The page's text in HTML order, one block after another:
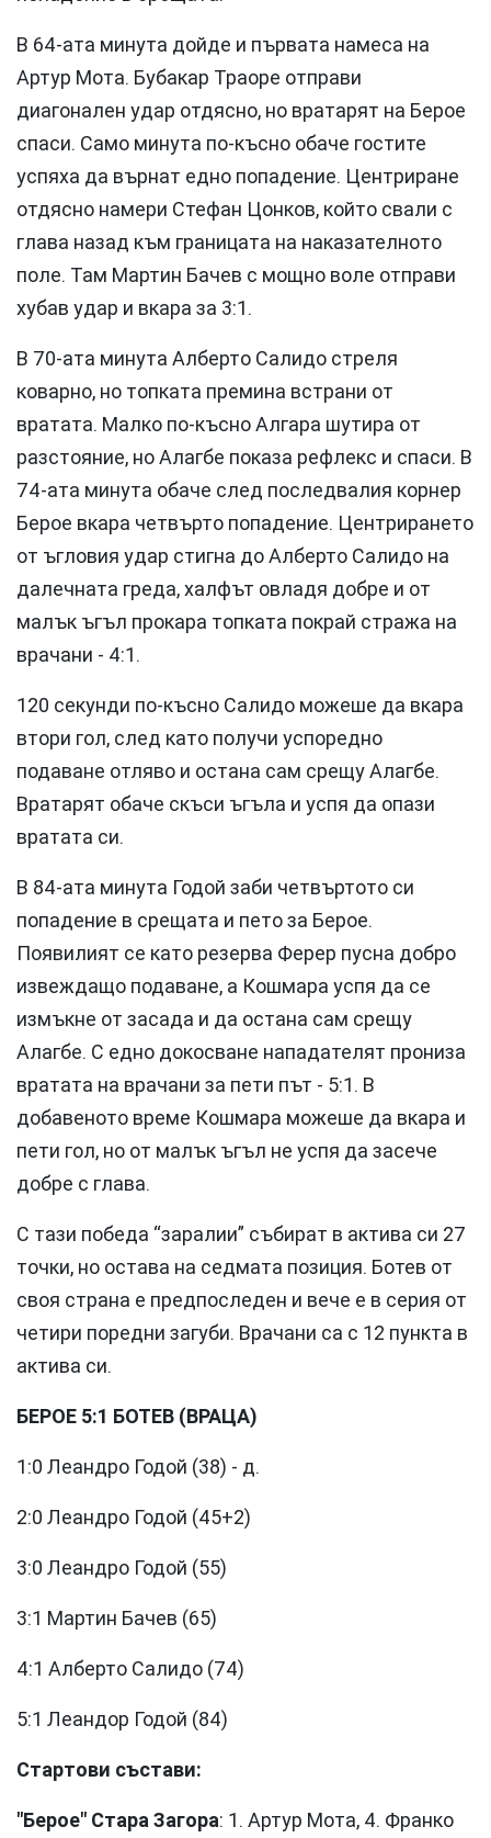
В 64-ата минута дойде и първата намеса на
Артур Мота. Бубакар Траоре отправи
диагонален удар отдясно, но вратарят на Берое
спаси. Само минута по-късно обаче гостите
успяха да върнат едно попадение. Центриране
отдясно намери Стефан Цонков, който свали с
глава назад към границата на наказателното
поле. Там Мартин Бачев с мощно воле отправи
хубав удар и вкара за 3:1.
В 70-ата минута Алберто Салидо стреля
коварно, но топката премина встрани от
вратата. Малко по-късно Алгара шутира от
разстояние, но Алагбе показа рефлекс и спаси. В
74-ата минута обаче след последвалия корнер
Берое вкара четвърто попадение. Центрирането
от ъгловия удар стигна до Алберто Салидо на
далечната греда, халфът овладя добре и от
малък ъгъл прокара топката покрай стража на
врачани - 4:1.
120 секунди по-късно Салидо можеше да вкара
втори гол, след като получи успоредно
подаване отляво и остана сам срещу Алагбе.
Вратарят обаче скъси ъгъла и успя да опази
вратата си.
В 84-ата минута Годой заби четвъртото си
попадение в срещата и пето за Берое.
Появилият се като резерва Ферер пусна добро
извеждащо подаване, а Кошмара успя да се
измъкне от засада и да остана сам срещу
Алагбе. С едно докосване нападателят прониза
вратата на врачани за пети път - 5:1. В
добавеното време Кошмара можеше да вкара и
пети гол, но от малък ъгъл не успя да засече
добре с глава.
С тази победа “заралии” събират в актива си 27
точки, но остава на седмата позиция. Ботев от
своя страна е предпоследен и вече е в серия от
четири поредни загуби. Врачани са с 12 пункта в
актива си.
БЕРОЕ 5:1 БОТЕВ (ВРАЦА)
1:0 Леандро Годой (38) - д.
2:0 Леандро Годой (45+2)
3:0 Леандро Годой (55)
3:1 Мартин Бачев (65)
4:1 Алберто Салидо (74)
5:1 Леандор Годой (84)
Стартови състави:
"Берое" Стара Загора: 1. Артур Мота, 4. Франко